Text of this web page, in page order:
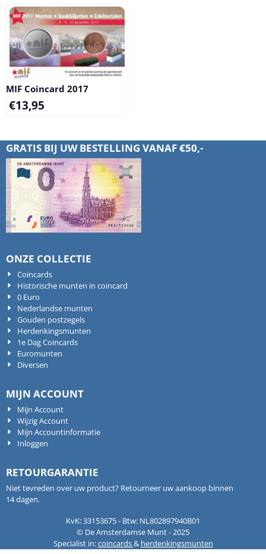
MIF Coincard 2017
€13,95
GRATIS BIJ UW BESTELLING VANAF €50,-
ONZE COLLECTIE
Coincards
Historische munten in coincard
0 Euro
Nederlandse munten
Gouden postzegels
Herdenkingsmunten
1e Dag Coincards
Euromunten
Diversen
MIJN ACCOUNT
Mijn Account
Wijzig Account
Mijn Accountinformatie
Inloggen
RETOURGARANTIE
Niet tevreden over uw product? Retourneer uw aankoop binnen
14 dagen.
KvK: 33153675 - Btw: NL802897940B01
© De Amsterdamse Munt - 2025
Specialist in:coincards& herdenkingsmunten